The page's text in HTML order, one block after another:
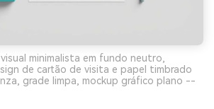
minimalista em fundo neutro,
de cartão de visita e papel timbrado
grade limpa, mockup gráfico plano --